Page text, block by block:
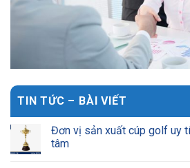
TIN TỨC – BÀI VIẾT
Đơn vị sản xuất cúp golf uy
tâm